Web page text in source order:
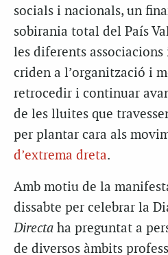
socials i nacionals, un
sobirania total del País
les diferents
criden a l’organització i
retrocedir i continuar
de les lluites que
per plantar cara als
d’extrema dreta.
Amb motiu de la
dissabte per celebrar la
Directa ha preguntat a
de diversos àmbits